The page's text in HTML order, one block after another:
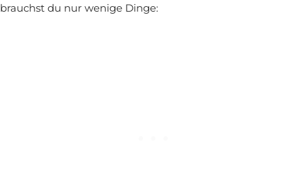
brauchst du nur wenige Dinge: